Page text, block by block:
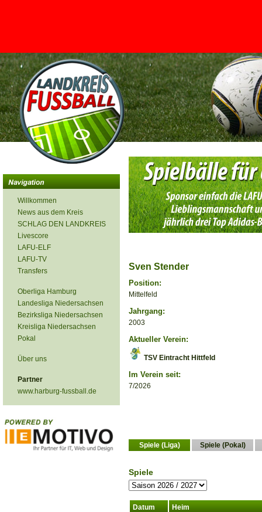
<
Willkommen
News aus dem Kreis
SCHLAG DEN LANDKREIS
Livescore
LAFU-ELF
LAFU-TV
Transfers
Oberliga Hamburg
Landesliga Niedersachsen
Bezirksliga Niedersachsen
Kreisliga Niedersachsen
Pokal
Über uns
Partner
www.harburg-fussball.de
Sven Stender
Position:
Mittelfeld
Jahrgang:
2003
Aktueller Verein:
TSV Eintracht Hittfeld
Im Verein seit:
7/2026
Spiele (Liga) Spiele (Pokal)
Spiele
Datum Heim